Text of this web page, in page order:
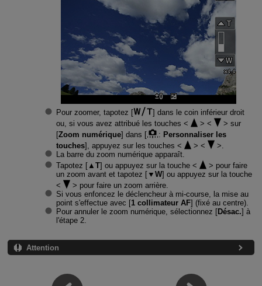
Pour zoomer, tapotez [
] dans le coin inférieur droit
ou, si vous avez attribué les touches
sur
[Zoom numérique] dans [ : Personnaliser les
touches], appuyez sur les touches
.
La barre du zoom numérique apparaît.
Tapotez [▲T] ou appuyez sur la touche
pour faire
un zoom avant et tapotez [▼W] ou appuyez sur la touche
pour faire un zoom arrière.
Si vous enfoncez le déclencheur à mi-course, la mise au
point s'effectue avec [1 collimateur AF] (fixé au centre).
Pour annuler le zoom numérique, sélectionnez [Désac.] à
l'étape 2.
Attention